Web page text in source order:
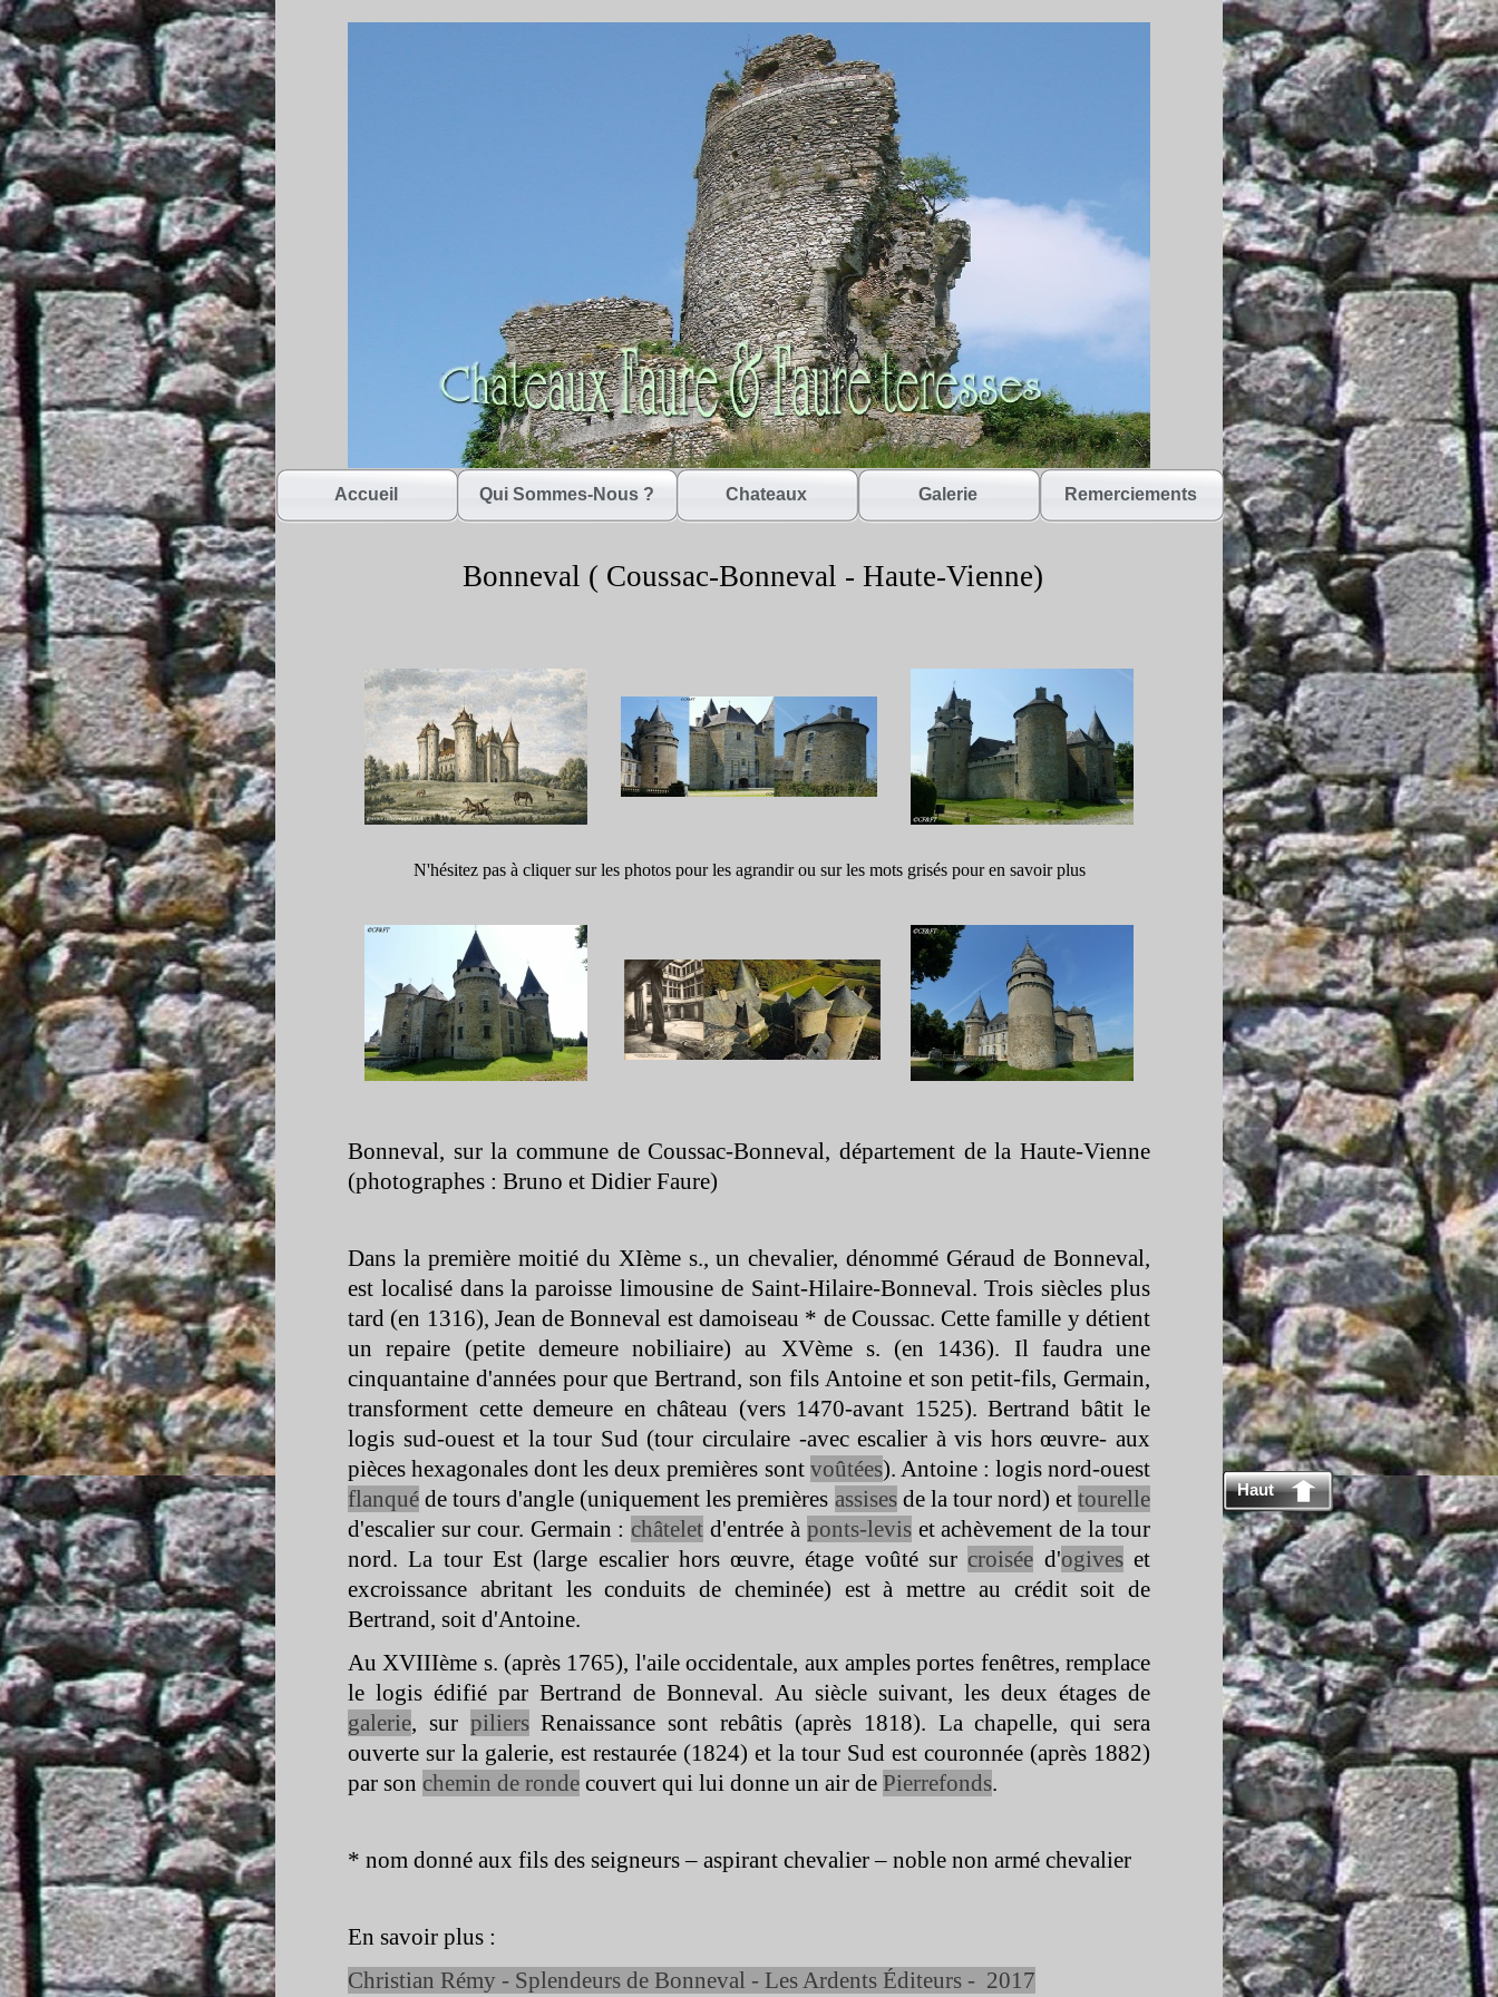
Accueil Qui Sommes-Nous ? Chateaux Galerie Remerciements
Bonneval ( Coussac-Bonneval - Haute-Vienne)
Haut
N'hésitez pas à cliquer sur les photos pour les agrandir ou sur les mots grisés pour en savoir plus
Bonneval, sur la commune de Coussac-Bonneval, département de la Haute-Vienne
(photographes : Bruno et Didier Faure)
Dans la première moitié du XIème s., un chevalier, dénommé Géraud de Bonneval,
est localisé dans la paroisse limousine de Saint-Hilaire-Bonneval. Trois siècles plus
tard (en 1316), Jean de Bonneval est damoiseau * de Coussac. Cette famille y détient
un repaire (petite demeure nobiliaire) au XVème s. (en 1436). Il faudra une
cinquantaine d'années pour que Bertrand, son fils Antoine et son petit-fils, Germain,
transforment cette demeure en château (vers 1470-avant 1525). Bertrand bâtit le
logis sud-ouest et la tour Sud (tour circulaire -avec escalier à vis hors œuvre- aux
pièces hexagonales dont les deux premières sont voûtées). Antoine : logis nord-ouest
flanqué de tours d'angle (uniquement les premières assisesde la tour nord) ettourelle
d'escalier sur cour. Germain : châtelet d'entrée à ponts-leviset achèvement de la tour
nord. La tour Est (large escalier hors œuvre, étage voûté sur croisée d'ogiveset
excroissance abritant les conduits de cheminée) est à mettre au crédit soit de
Bertrand, soit d'Antoine.
Au XVIIIème s. (après 1765), l'aile occidentale, aux amples portes fenêtres, remplace
le logis édifié par Bertrand de Bonneval. Au siècle suivant, les deux étages de
galerie, sur piliersRenaissance sont rebâtis (après 1818). La chapelle, qui sera
ouverte sur la galerie, est restaurée (1824) et la tour Sud est couronnée (après 1882)
par son chemin de ronde couvert qui lui donne un air de Pierrefonds.
* nom donné aux fils des seigneurs – aspirant chevalier – noble non armé chevalier
En savoir plus :
Christian Rémy - Splendeurs de Bonneval - Les Ardents Éditeurs - 2017